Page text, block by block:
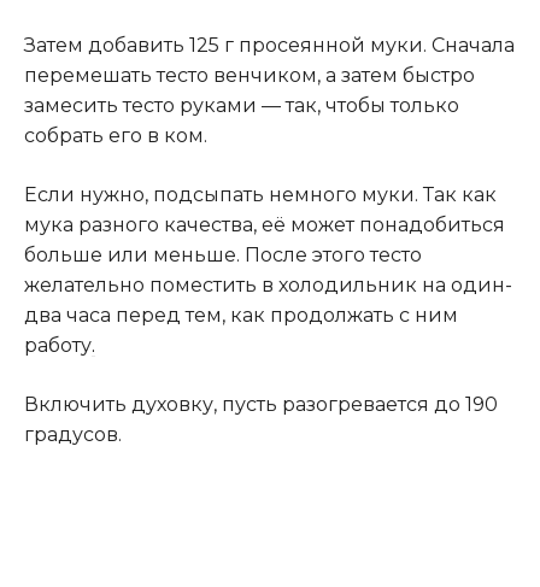
Затем добавить 125 г просеянной муки. Сначала
перемешать тесто венчиком, а затем быстро
замесить тесто руками — так, чтобы только
собрать его в ком.
Если нужно, подсыпать немного муки. Так как
мука разного качества, её может понадобиться
больше или меньше. После этого тесто
желательно поместить в холодильник на один-
два часа перед тем, как продолжать с ним
работу.
Включить духовку, пусть разогревается до 190
градусов.